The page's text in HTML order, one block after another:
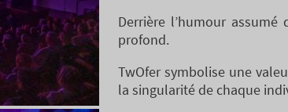
Derrière l’humour
profond.
TwOfer symbolise une
la singularité de chaque